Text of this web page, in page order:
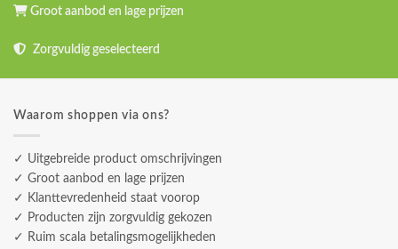
Groot aanbod en lage prijzen
Zorgvuldig geselecteerd
Waarom shoppen via ons?
✓ Uitgebreide product omschrijvingen
✓ Groot aanbod en lage prijzen
✓ Klanttevredenheid staat voorop
✓ Producten zijn zorgvuldig gekozen
✓ Ruim scala betalingsmogelijkheden